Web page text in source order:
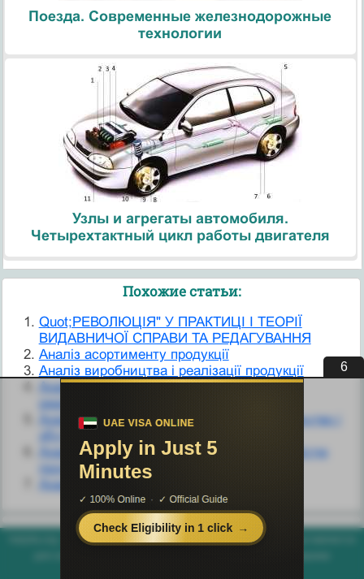
Поезда. Современные железнодорожные
технологии
Узлы и агрегаты автомобиля.
Четырехтактный цикл работы двигателя
Похожие статьи:
Quot;РЕВОЛЮЦІЯ" У ПРАКТИЦІ І ТЕОРІЇ
ВИДАВНИЧОЇ СПРАВИ ТА РЕДАГУВАННЯ
Аналіз асортименту продукції
Аналіз виробництва і реалізації продукції
Аналіз впливу факторів на прибуток від
реалізації продукції
Аналіз загальної суми витрат на виробництво і
Аналіз рівня виконання зобов’язань за якістю
продукції
Аналіз якості продукції
helpiks.org - Хелпикс.Орг - 2014-2026 год. Материал сайта представляется
5